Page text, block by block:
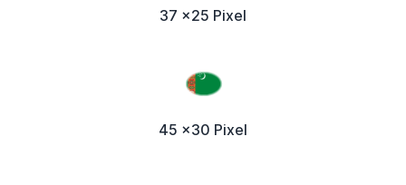
37 x25 Pixel
45 x30 Pixel